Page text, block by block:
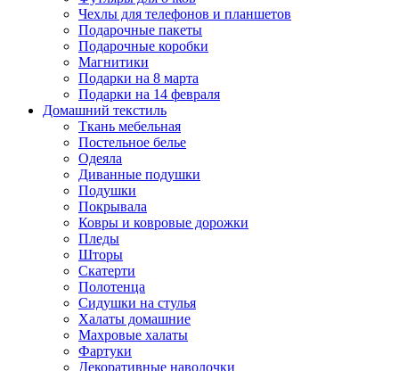
Чехлы для телефонов и планшетов
Подарочные пакеты
Подарочные коробки
Магнитики
Подарки на 8 марта
Подарки на 14 февраля
Домашний текстиль
Ткань мебельная
Постельное белье
Одеяла
Диванные подушки
Подушки
Покрывала
Ковры и ковровые дорожки
Пледы
Шторы
Скатерти
Полотенца
Сидушки на стулья
Халаты домашние
Махровые халаты
Фартуки
Декоративные наволочки